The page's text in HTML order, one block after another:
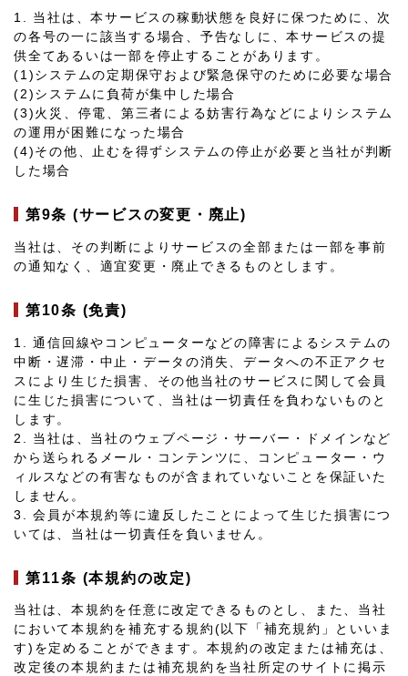
1. 当社は、本サービスの稼動状態を良好に保つために、次
の各号の一に該当する場合、予告なしに、本サービスの提
供全てあるいは一部を停止することがあります。
(1)システムの定期保守および緊急保守のために必要な場合
(2)システムに負荷が集中した場合
(3)火災、停電、第三者による妨害行為などによりシステム
の運用が困難になった場合
(4)その他、止むを得ずシステムの停止が必要と当社が判断
した場合
第9条 (サービスの変更・廃止)
当社は、その判断によりサービスの全部または一部を事前
の通知なく、適宜変更・廃止できるものとします。
第10条 (免責)
1. 通信回線やコンピューターなどの障害によるシステムの
中断・遅滞・中止・データの消失、データへの不正アクセ
スにより生じた損害、その他当社のサービスに関して会員
に生じた損害について、当社は一切責任を負わないものと
します。
2. 当社は、当社のウェブページ・サーバー・ドメインなど
から送られるメール・コンテンツに、コンピューター・ウ
ィルスなどの有害なものが含まれていないことを保証いた
しません。
3. 会員が本規約等に違反したことによって生じた損害につ
いては、当社は一切責任を負いません。
第11条 (本規約の改定)
当社は、本規約を任意に改定できるものとし、また、当社
において本規約を補充する規約(以下「補充規約」といいま
す)を定めることができます。本規約の改定または補充は、
改定後の本規約または補充規約を当社所定のサイトに掲示